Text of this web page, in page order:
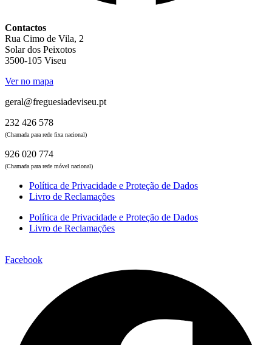
Contactos
Rua Cimo de Vila, 2
Solar dos Peixotos
3500-105 Viseu
Ver no mapa
geral@freguesiadeviseu.pt
232 426 578
(Chamada para rede fixa nacional)
926 020 774
(Chamada para rede móvel nacional)
Política de Privacidade e Proteção de Dados
Livro de Reclamações
Política de Privacidade e Proteção de Dados
Livro de Reclamações
Facebook